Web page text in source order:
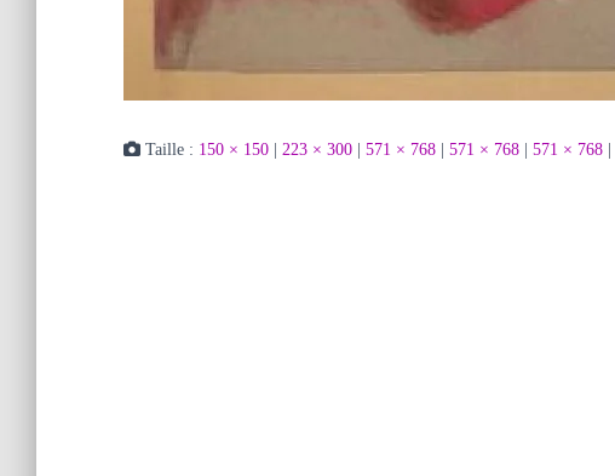
Taille : 150 × 150 223 × 300 571 × 768 571 × 768 571 × 768